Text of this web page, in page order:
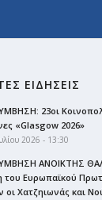
ΕΙΔΗΣΕΙΣ
23οι
«Glasgow 2026»
2026 - 13:30
ΑΝΟΙΚΤΗΣ
του Ευρωπαϊκού
οι Χατζηιωνάς και